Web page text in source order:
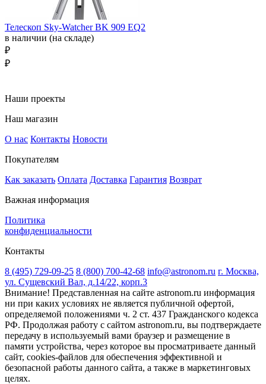
Телескоп Sky-Watcher BK 909 EQ2
в наличии (на складе)
₽
₽
Наши проекты
Наш магазин
О нас Контакты Новости
Покупателям
Как заказать Оплата Доставка Гарантия Возврат
Важная информация
Политика
конфиденциальности
Контакты
8 (495) 729-09-25 8 (800) 700-42-68 info@astronom.ru г. Москва,
ул. Сущевский Вал, д.14/22, корп.3
Внимание! Представленная на сайте astronom.ru информация
ни при каких условиях не является публичной офертой,
определяемой положениями ч. 2 ст. 437 Гражданского кодекса
РФ. Продолжая работу с сайтом astronom.ru, вы подтверждаете
передачу в используемый вами браузер и размещение в
памяти устройства, через которое вы просматриваете данный
сайт, cookies-файлов для обеспечения эффективной и
безопасной работы данного сайта, а также в маркетинговых
целях.